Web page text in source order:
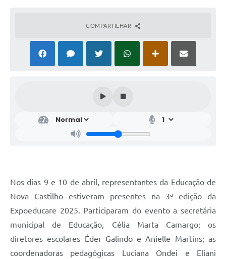
COMPARTILHAR
Nos dias 9 e 10 de abril, representantes da Educação de
Nova Castilho estiveram presentes na 3ª edição da
Expoeducare 2025. Participaram do evento a secretária
municipal de Educação, Célia Marta Camargo; os
diretores escolares Éder Galindo e Anielle Martins; as
coordenadoras pedagógicas Luciana Ondei e Eliani